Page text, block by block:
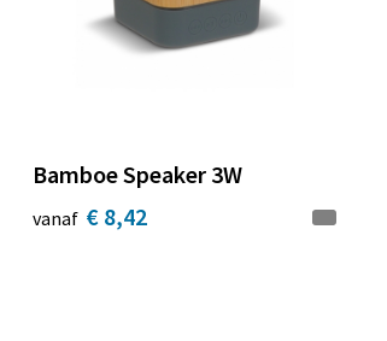
Bamboe Speaker 3W
vanaf € 8,42